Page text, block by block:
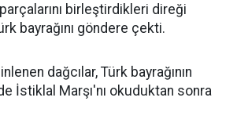
birleştirdikleri direği
bayrağını göndere çekti.
dağcılar, Türk bayrağının
İstiklal Marşı'nı okuduktan sonra